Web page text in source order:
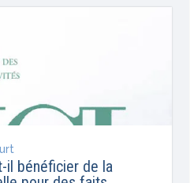
il bénéficier de la